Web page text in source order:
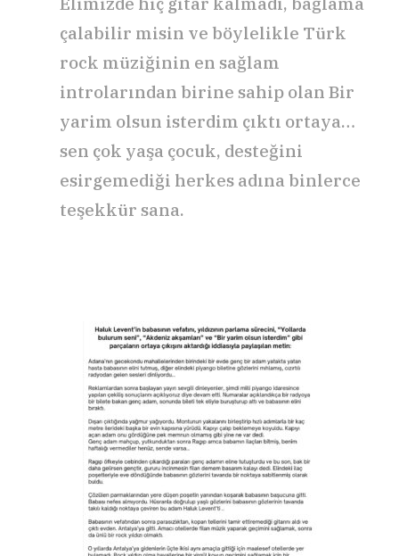
çalabilir misin ve böylelikle Türk
rock müziğinin en sağlam
introlarından birine sahip olan Bir
yarim olsun isterdim çıktı ortaya…
sen çok yaşa çocuk, desteğini
esirgemediği herkes adına binlerce
teşekkür sana.